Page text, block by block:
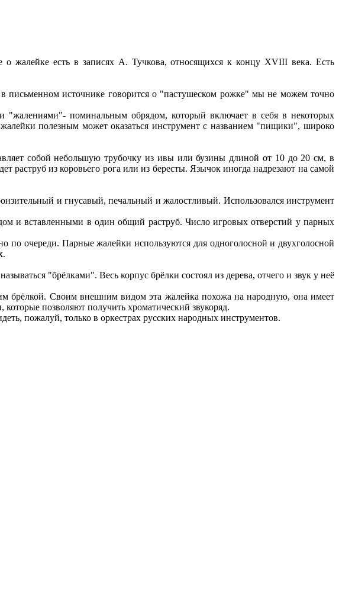
жалейке есть в записях А. Тучкова, относящихся к концу XVIII века. Есть
письменном источнике говорится о "пастушеском рожке" мы не можем точно
"жалениями"- поминальным обрядом, который включает в себя в некоторых
полезным может оказаться инструмент с названием "пищики", широко
собой небольшую трубочку из ивы или бузины длиной от 10 до 20 см, в
из коровьего рога или из бересты. Язычок иногда надрезают на самой
и гнусавый, печальный и жалостливый. Использовался инструмент
и вставленными в один общий раструб. Число игровых отверстий у парных
по очереди. Парные жалейки используются для одноголосной и двухголосной
"брёлками". Весь корпус брёлки состоял из дерева, отчего и звук у неё
брёлкой. Своим внешним видом эта жалейка похожа на народную, она имеет
позволяют получить хроматический звукоряд.
пожалуй, только в оркестрах русских народных инструментов.